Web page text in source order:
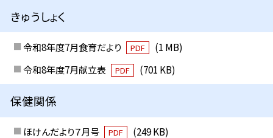
きゅうしょく
令和8年度7月食育だより PDF
(1 MB)
令和8年度7月献立表
PDF (701 KB)
保健関係
ほけんだより７月号 PDF (249 KB)